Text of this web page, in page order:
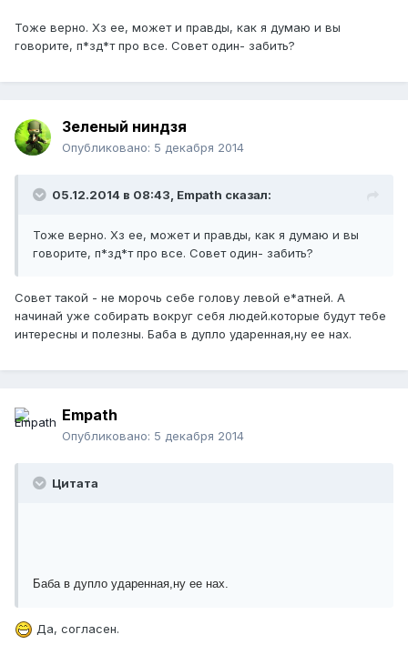
Тоже верно. Хз ее, может и правды, как я думаю и вы
говорите, п*зд*т про все. Совет один- забить?
Зеленый ниндзя
Опубликовано: 5 декабря 2014
05.12.2014 в 08:43, Empath сказал:
Тоже верно. Хз ее, может и правды, как я думаю и вы
говорите, п*зд*т про все. Совет один- забить?
Совет такой - не морочь себе голову левой е*атней. А
начинай уже собирать вокруг себя людей.которые будут тебе
интересны и полезны. Баба в дупло ударенная,ну ее нах.
Empath
Опубликовано: 5 декабря 2014
Цитата
Баба в дупло ударенная,ну ее нах.
Да, согласен.